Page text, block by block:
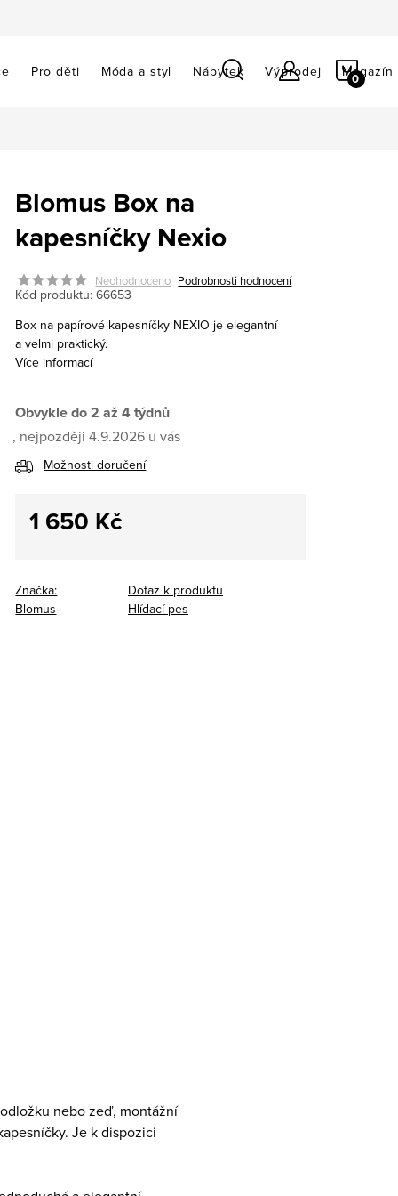
Pro děti Móda a styl Nábytek Výprodej Magazín
Blomus Box na
kapesníčky Nexio
Neohodnoceno Podrobnosti hodnocení
Kód produktu: 66653
Box na papírové kapesníčky NEXIO je elegantní
a velmi praktický.
Více informací
Obvykle do 2 až 4 týdnů
4.9.2026
Možnosti doručení
1 650 Kč
Značka:
Blomus
Dotaz k produktu
Hlídací pes
nebo zeď, montážní
Je k dispozici